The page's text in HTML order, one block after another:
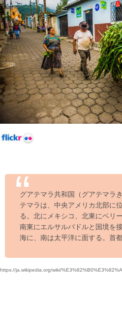
グアテマラ共和国（グアテマラ
テマラは、中央アメリカ北部に
る。北にメキシコ、北東にベリ
南東にエルサルバドルと国境を
海に、南は太平洋に面する。首
https://ja.wikipedia.org/wiki/